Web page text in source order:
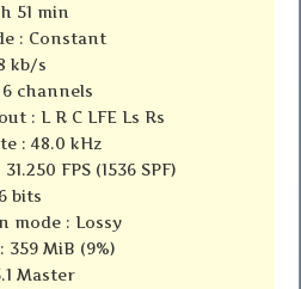
51 min
: Constant
kb/s
channels
: L R C LFE Ls Rs
: 48.0 kHz
FPS (1536 SPF)
bits
mode : Lossy
359 MiB (9%)
Master